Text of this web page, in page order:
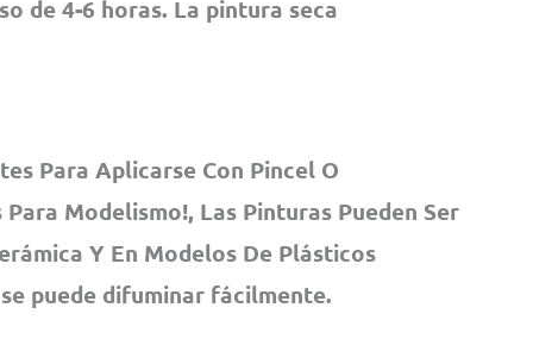
de 4-6 horas. La pintura seca
Para Aplicarse Con Pincel O
Modelismo!, Las Pinturas Pueden Ser
Y En Modelos De Plásticos
puede difuminar fácilmente.